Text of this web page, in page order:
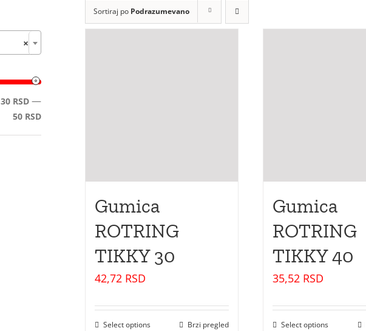
Sortiraj po Podrazumevano
Gumica
ROTRING
TIKKY 30
42,72 RSD
Select options Brzi pregled
Gumica
ROTRING
TIKKY 40
35,52 RSD
Select options
×
Минимална
цена
Максимална
цена
30 RSD —
50 RSD